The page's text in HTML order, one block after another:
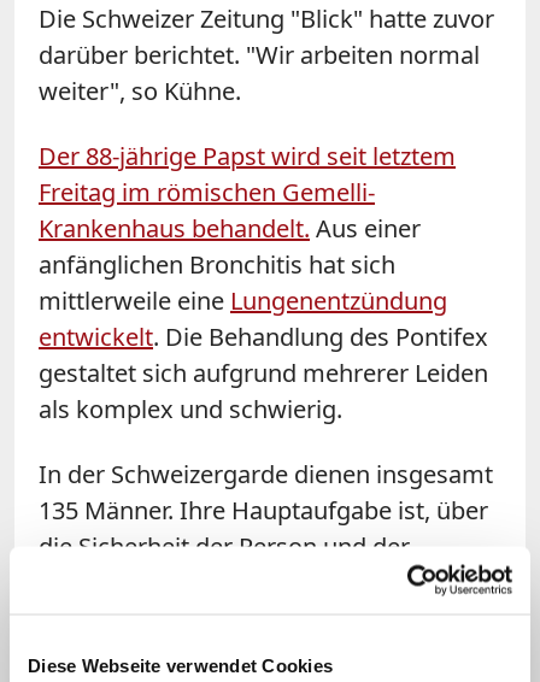
Diese Webseite verwendet Cookies
Die Schweizer Zeitung "Blick" hatte zuvor
darüber berichtet. "Wir arbeiten normal
weiter", so Kühne.
Der 88-jährige Papst wird seit letztem
Freitag im römischen Gemelli-
Krankenhaus behandelt. Aus einer
anfänglichen Bronchitis hat sich
mittlerweile eine Lungenentzündung
entwickelt. Die Behandlung des Pontifex
gestaltet sich aufgrund mehrerer Leiden
als komplex und schwierig.
In der Schweizergarde dienen insgesamt
135 Männer. Ihre Hauptaufgabe ist, über
die Sicherheit der Person und der
Residenz des Kirchenoberhaupts zu
Papst auf Reisen, kontrollieren die